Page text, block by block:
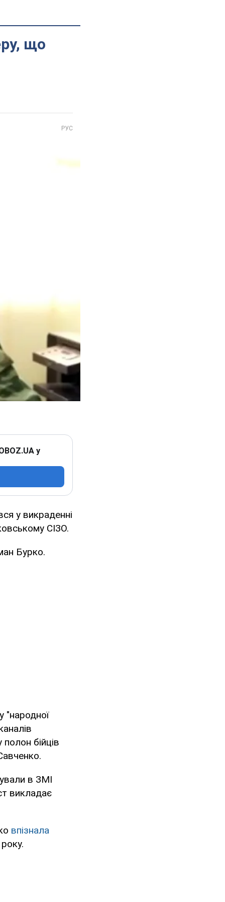
що
РУС
у
у викраденні
СІЗО.
Бурко.
"народної
бійців
в ЗМІ
викладає
впізнала